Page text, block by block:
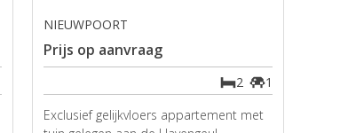
NIEUWPOORT
Prijs op aanvraag
1
2
Exclusief gelijkvloers appartement met